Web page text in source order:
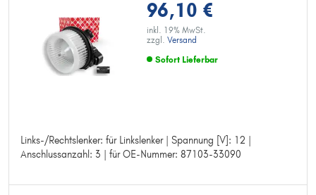
96,10 €
inkl. 19% MwSt.
zzgl. Versand
Sofort Lieferbar
Links-/Rechtslenker: für Linkslenker | Spannung [V]: 12 |
Anschlussanzahl: 3 | für OE-Nummer: 87103-33090
Links-/Rechtslenker: für Linkslenker
Spannung [V]: 12
für OE-Nummer: 87103-33090